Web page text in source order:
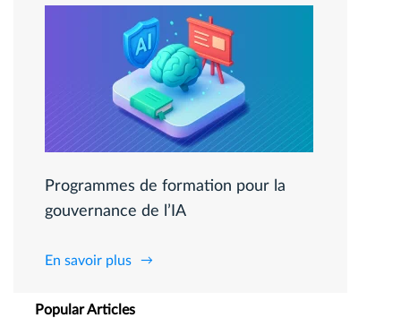
Programmes de formation pour la
gouvernance de l’IA
En savoir plus
Popular Articles